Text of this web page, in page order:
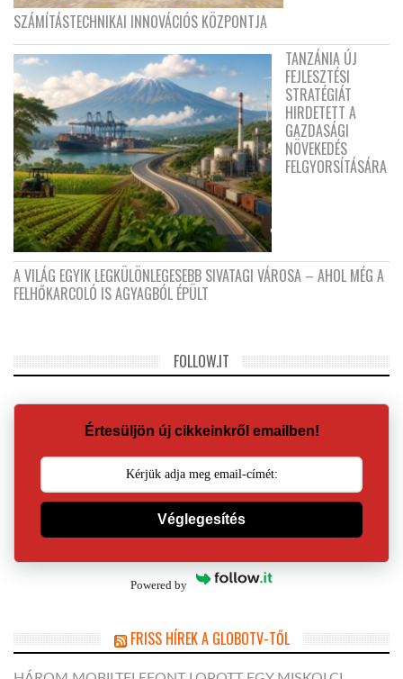
SZÁMÍTÁSTECHNIKAI INNOVÁCIÓS KÖZPONTJA
TANZÁNIA ÚJ
FEJLESZTÉSI
STRATÉGIÁT
HIRDETETT A
GAZDASÁGI
NÖVEKEDÉS
FELGYORSÍTÁSÁRA
A VILÁG EGYIK LEGKÜLÖNLEGESEBB SIVATAGI VÁROSA – AHOL MÉG A
FELHŐKARCOLÓ IS AGYAGBÓL ÉPÜLT
FOLLOW.IT
Értesüljön új cikkeinkről emailben!
Véglegesítés
Powered by
FRISS HÍREK A GLOBOTV-TŐL